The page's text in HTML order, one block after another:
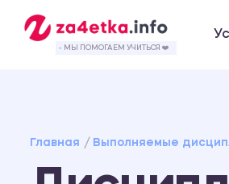
- МЫ ПОМОГАЕМ УЧИТЬСЯ ❤️
Главная Выполняемые